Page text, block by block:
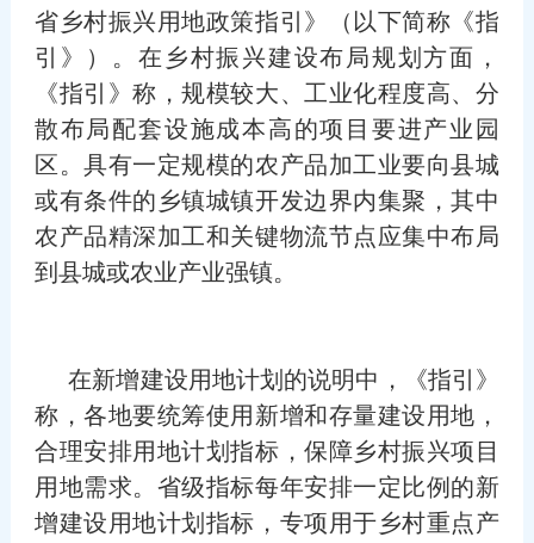
省乡村振兴用地政策指引》（以下简称《指
引》）。在乡村振兴建设布局规划方面，
《指引》称，规模较大、工业化程度高、分
散布局配套设施成本高的项目要进产业园
区。具有一定规模的农产品加工业要向县城
或有条件的乡镇城镇开发边界内集聚，其中
农产品精深加工和关键物流节点应集中布局
到县城或农业产业强镇。
在新增建设用地计划的说明中，《指引》
称，各地要统筹使用新增和存量建设用地，
合理安排用地计划指标，保障乡村振兴项目
用地需求。省级指标每年安排一定比例的新
增建设用地计划指标，专项用于乡村重点产